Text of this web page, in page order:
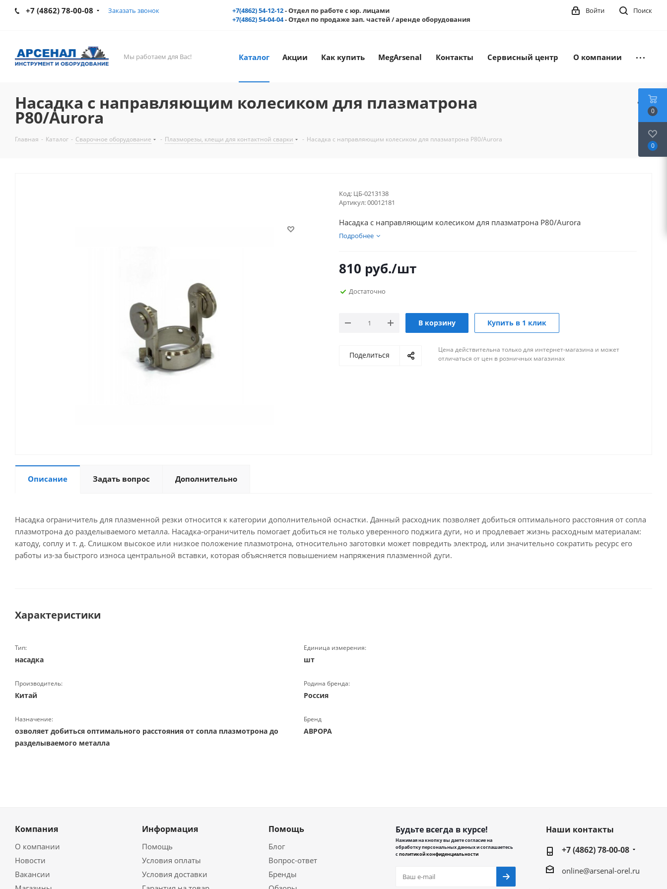
+7 (4862) 78-00-08 Заказать звонок +7(4862) 54-12-12- Отдел по работе с юр. лицами
+7(4862) 54-04-04- Отдел по продаже зап. частей / аренде оборудования
Поиск
Войти
Мы работаем для Вас! Каталог Акции Как купить MegArsenal Контакты Сервисный центр О компании
Насадка с направляющим колесиком для плазматрона
P80/Aurora
Главная - Каталог - Сварочное оборудование - Плазморезы, клещи для контактной сварки - Насадка с направляющим колесиком для плазматрона P80/Aurora
Код: ЦБ-0213138
Артикул:00012181
Насадка с направляющим колесиком для плазматрона P80/Aurora
Подробнее
810 руб./шт
Достаточно
В корзину Купить в 1 клик
Поделиться
Цена действительна только для интернет-магазина и может
отличаться от цен в розничных магазинах
Описание Задать вопрос Дополнительно
Насадка ограничитель для плазменной резки относится к категории дополнительной оснастки. Данный расходник позволяет добиться оптимального расстояния от сопла
плазмотрона до разделываемого металла. Насадка-ограничитель помогает добиться не только уверенного поджига дуги, но и продлевает жизнь расходным материалам:
катоду, соплу и т. д. Слишком высокое или низкое положение плазмотрона, относительно заготовки может повредить электрод, или значительно сократить ресурс его
работы из-за быстрого износа центральной вставки, которая объясняется повышением напряжения плазменной дуги.
Характеристики
Тип:
насадка
Единица измерения:
шт
Производитель:
Китай
Родина бренда:
Россия
Назначение:
озволяет добиться оптимального расстояния от сопла плазмотрона до
разделываемого металла
Бренд
АВРОРА
Компания
О компании
Новости
Вакансии
Информация
Помощь
Условия оплаты
Условия доставки
Помощь
Блог
Вопрос-ответ
Бренды
Будьте всегда в курсе!
Нажимая на кнопку вы даете согласие на
обработку персональных данных и соглашаетесь
сполитикой конфиденциальности
Наши контакты
+7 (4862) 78-00-08
online@arsenal-orel.ru
0
0